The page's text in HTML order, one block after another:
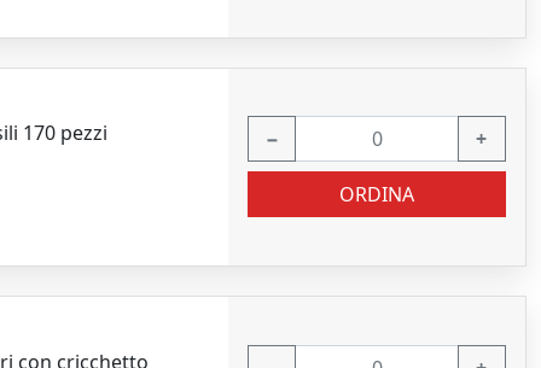
170 pezzi − +
ORDINA
con cricchetto